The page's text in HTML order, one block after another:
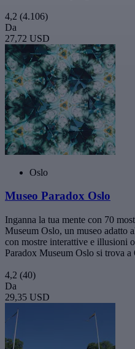
4,2 (4.106)
Da
27,72 USD
Oslo
Museo Paradox Oslo
Inganna la tua mente con 70
Museum Oslo, un museo adatto
con mostre interattive e illusioni
Paradox Museum Oslo si trova
4,2 (40)
Da
29,35 USD